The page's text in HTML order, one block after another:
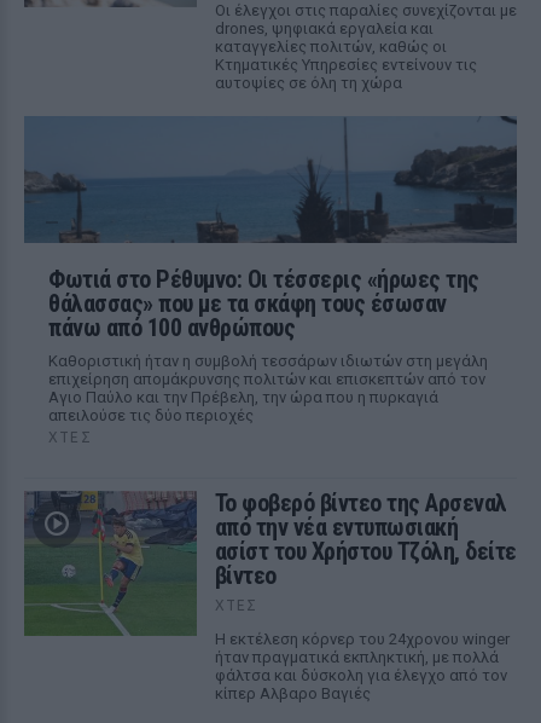
Οι έλεγχοι στις παραλίες συνεχίζονται με
drones, ψηφιακά εργαλεία και
καταγγελίες πολιτών, καθώς οι
Κτηματικές Υπηρεσίες εντείνουν τις
αυτοψίες σε όλη τη χώρα
Φωτιά στο Ρέθυμνο: Οι τέσσερις «ήρωες της
θάλασσας» που με τα σκάφη τους έσωσαν
πάνω από 100 ανθρώπους
Καθοριστική ήταν η συμβολή τεσσάρων ιδιωτών στη μεγάλη
επιχείρηση απομάκρυνσης πολιτών και επισκεπτών από τον
Αγιο Παύλο και την Πρέβελη, την ώρα που η πυρκαγιά
απειλούσε τις δύο περιοχές
ΧΤΕΣ
Το φοβερό βίντεο της Αρσεναλ
από την νέα εντυπωσιακή
ασίστ του Χρήστου Τζόλη, δείτε
βίντεο
ΧΤΕΣ
Η εκτέλεση κόρνερ του 24χρονου winger
ήταν πραγματικά εκπληκτική, με πολλά
φάλτσα και δύσκολη για έλεγχο από τον
κίπερ Αλβαρο Βαγιές